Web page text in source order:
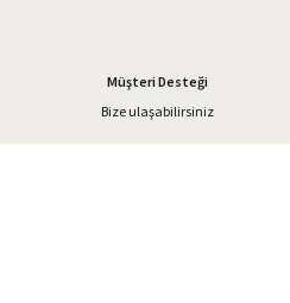
Gönder
Müşteri Desteği
Bize ulaşabilirsiniz